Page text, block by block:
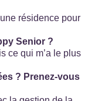
une résidence pour
Senior ?
ce qui m’a le plus
? Prenez-vous